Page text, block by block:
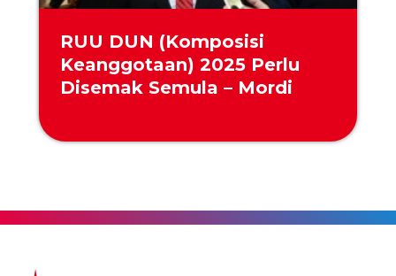
RUU DUN (Komposisi
Keanggotaan) 2025 Perlu
Disemak Semula – Mordi